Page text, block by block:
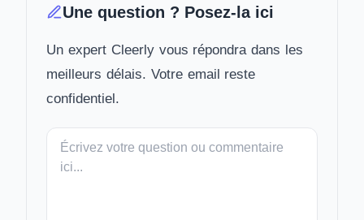
Une question ? Posez-la ici
Un expert Cleerly vous répondra dans les
meilleurs délais. Votre email reste
confidentiel.
Votre
message